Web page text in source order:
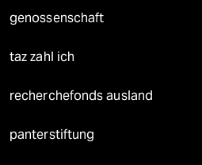
genossenschaft
taz zahl ich
recherchefonds ausland
panterstiftung